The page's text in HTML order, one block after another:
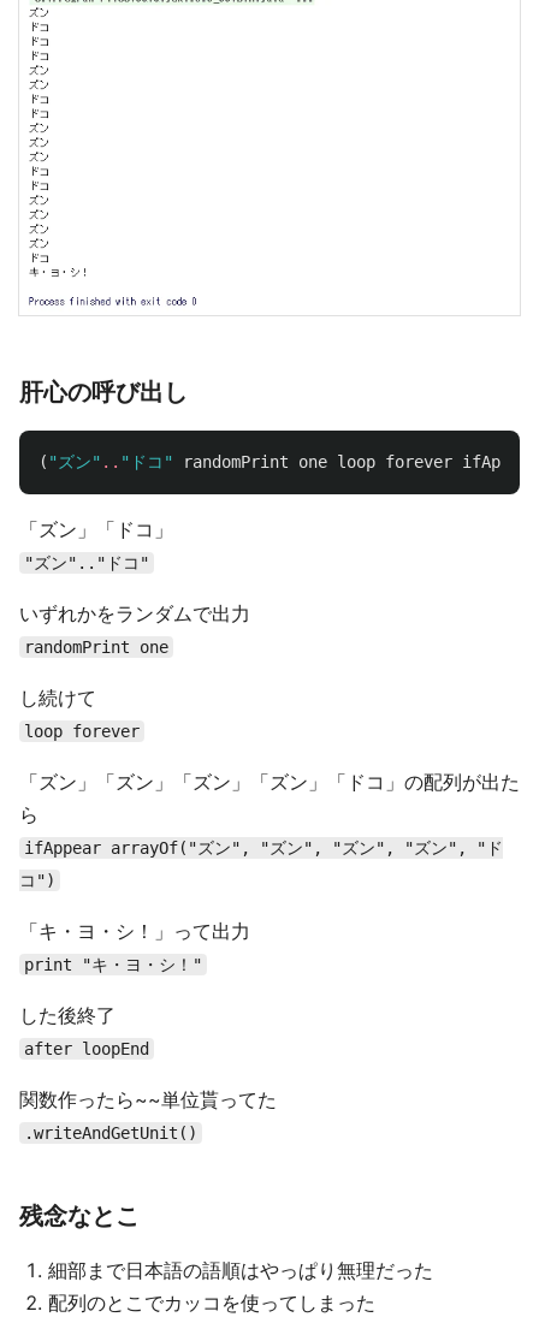
肝心の呼び出し
( "ズン" .. "ドコ" randomPrint one loop forever ifAppear
「ズン」「ドコ」
"ズン".."ドコ"
いずれかをランダムで出力
randomPrint one
し続けて
loop forever
「ズン」「ズン」「ズン」「ズン」「ドコ」の配列が出た
ら
ifAppear arrayOf("ズン", "ズン", "ズン", "ズン", "ド
コ")
「キ・ヨ・シ！」って出力
print "キ・ヨ・シ！"
した後終了
after loopEnd
関数作ったら~~単位貰ってた
.writeAndGetUnit()
残念なとこ
細部まで日本語の語順はやっぱり無理だった
配列のとこでカッコを使ってしまった